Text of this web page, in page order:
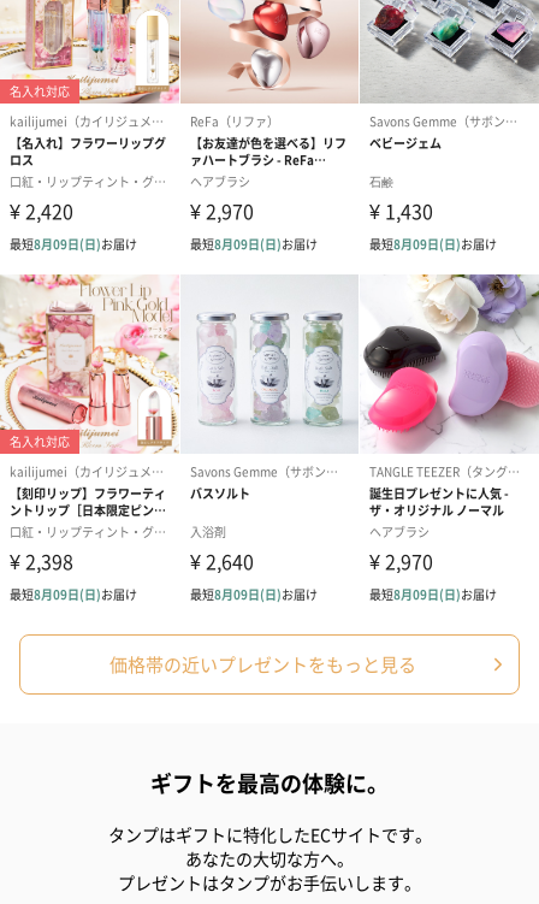
お酒を同梱してお届けいたします。
※20歳未満の方への酒類の販売はいたしません。
プレミアムビール イネ
ディット（712円）
実楽山田錦 特別純米
ジョニ－ウ
ブラック１２
円）
おつまみ・その他
お酒にぴったりのおつまみ・サプリを同梱してお届けいたしま
す。
ン）（981円）
価格帯の近いプレゼントをもっと見る
ギフトを最高の体験に。
タンプはギフトに特化したECサイトです。
あなたの大切な方へ。
プレゼントはタンプがお手伝いします。